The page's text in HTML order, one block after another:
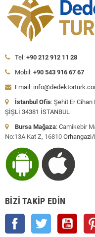
Tel: +90 212 912 11 28
Mobil: +90 543 916 67 67
Email:
İstanbul Ofis: Şehit Er
ŞİŞLİ 34381 İSTANBUL
Bursa Mağaza: Camikebir
No:13A Kat Z, 16810 Orhangazi/
BIZI TAKIP EDIN
Facebook Twitter